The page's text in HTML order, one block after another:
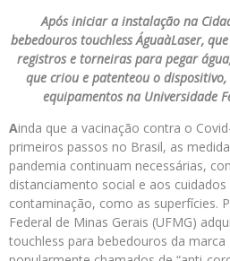
Após iniciar a instalação na
bebedouros touchless ÁguaàLaser,
registros e torneiras para pegar
que criou e patenteou o
equipamentos na Universidade
Ainda que a vacinação contra o
primeiros passos no Brasil, as
pandemia continuam necessárias,
distanciamento social e aos
contaminação, como as superfícies.
Federal de Minas Gerais (UFMG)
touchless para bebedouros da marca